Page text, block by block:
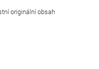
originální obsah